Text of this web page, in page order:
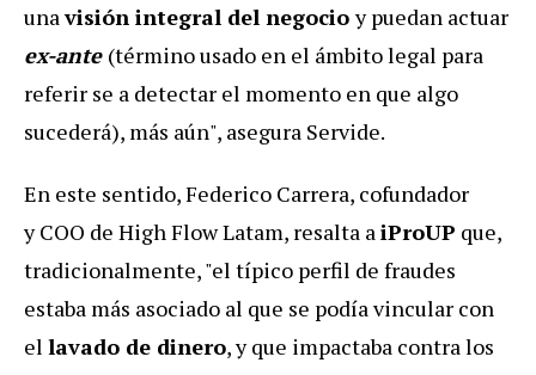
unavisión integral del negocioy puedan actuar
ex-ante (término usado en el ámbito legal para
referir se a detectar el momento en que algo
sucederá), más aún", asegura Servide.
En este sentido, Federico Carrera, cofundador
y COO de High Flow Latam, resalta aiProUP que,
tradicionalmente, "el típico perfil de fraudes
estaba más asociado al que se podía vincular con
el lavado de dinero, y que impactaba contra los